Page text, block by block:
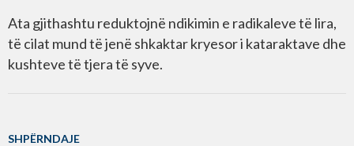
Ata gjithashtu reduktojnë ndikimin e radikaleve të lira,
të cilat mund të jenë shkaktar kryesor i kataraktave dhe
kushteve të tjera të syve.
SHPËRNDAJE